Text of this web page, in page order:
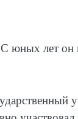
юных лет он